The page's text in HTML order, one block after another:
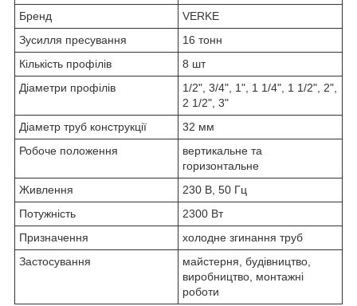
Бренд
VERKE
Зусилля пресування
16 тонн
Кількість профілів
8 шт
Діаметри профілів
1/2", 3/4", 1", 1 1/4", 1 1/2", 2",
2 1/2", 3"
Діаметр труб конструкції
32 мм
Робоче положення
вертикальне та
горизонтальне
Живлення
230 В, 50 Гц
Потужність
2300 Вт
Призначення
холодне згинання труб
Застосування
майстерня, будівництво,
виробництво, монтажні
роботи